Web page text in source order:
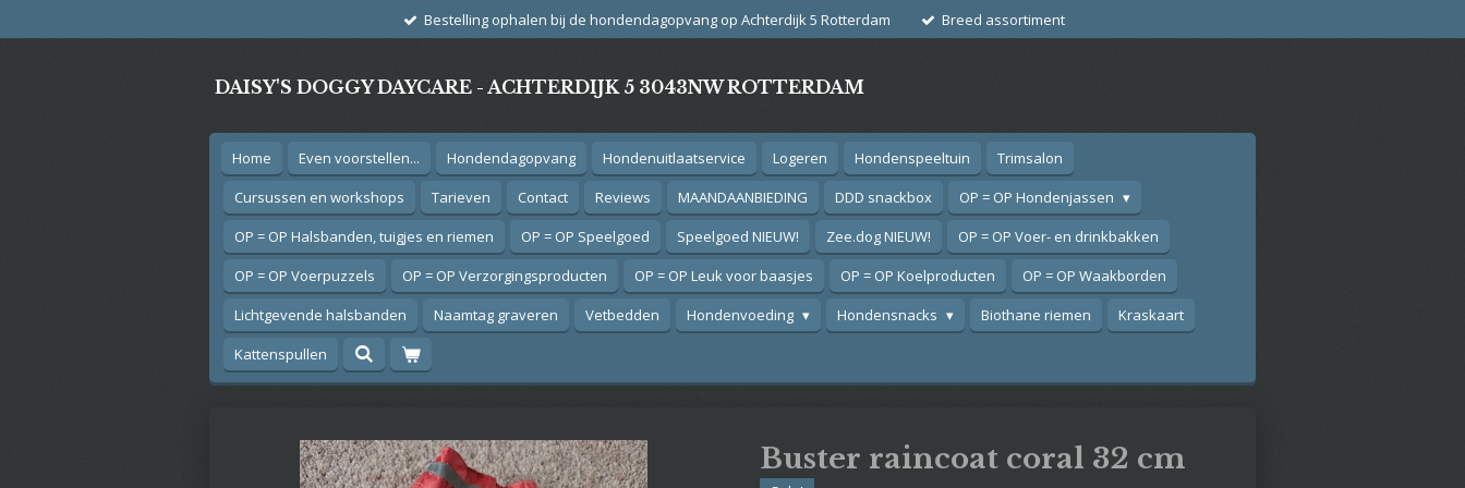
Bestelling ophalen bij de hondendagopvang op Achterdijk 5 Rotterdam Breed assortiment
DAISY'S DOGGY DAYCARE - ACHTERDIJK 5 3043NW ROTTERDAM
Home Even voorstellen... Hondendagopvang Hondenuitlaatservice Logeren Hondenspeeltuin
Trimsalon
Cursussen en workshops
Tarieven Contact Reviews MAANDAANBIEDING DDD snackbox
OP = OP Hondenjassen
OP = OP Halsbanden, tuigjes en riemen
OP = OP Speelgoed Speelgoed NIEUW! Zee.dog NIEUW!
OP = OP Voer- en drinkbakken
OP = OP Voerpuzzels
OP = OP Verzorgingsproducten OP = OP Leuk voor baasjes OP = OP Koelproducten
OP = OP Waakborden
Lichtgevende halsbanden
Naamtag graveren Vetbedden Hondenvoeding Hondensnacks Biothane riemen
Kraskaart
Kattenspullen
Buster raincoat coral 32 cm